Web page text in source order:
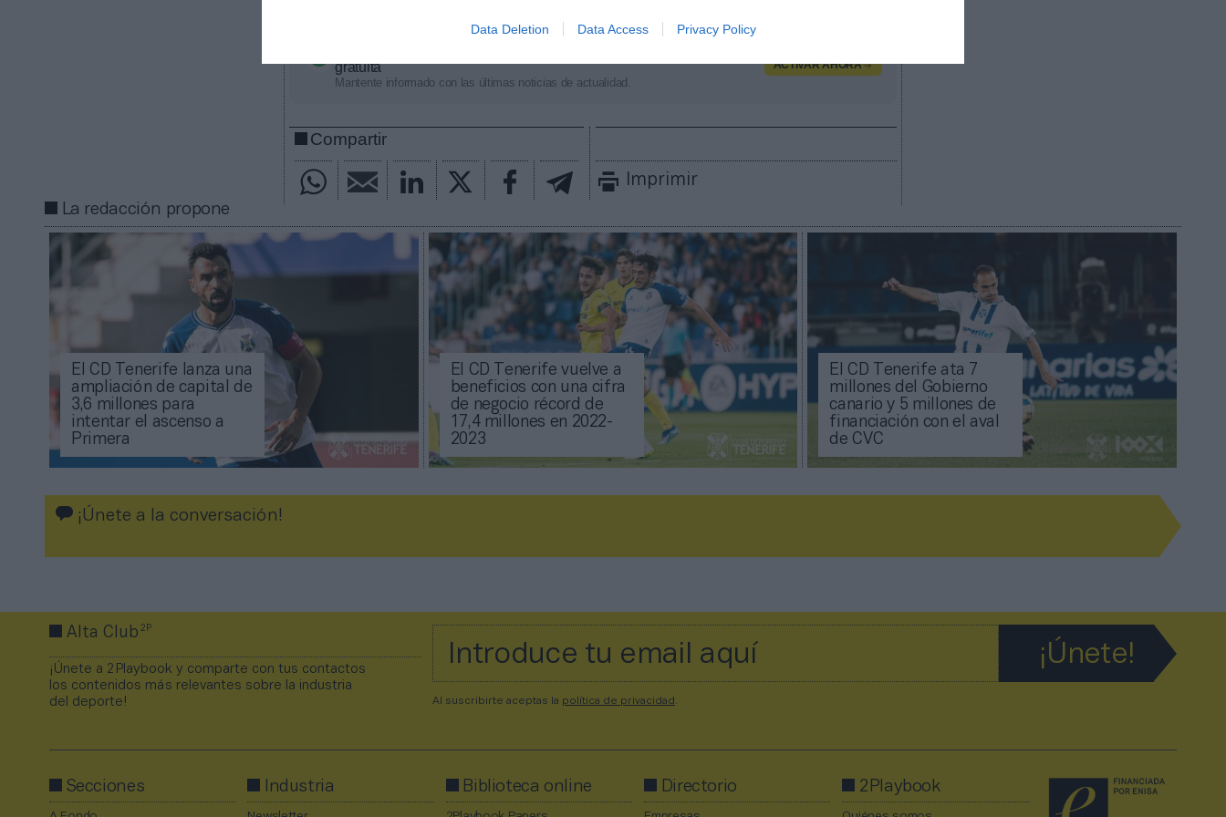
Data Deletion Data Access Privacy Policy
gratuita
Mantente informado con las últimas noticias de actualidad.
ACTIVAR AHORA
Compartir
Imprimir
La redacción propone
El CD Tenerife lanza una
ampliación de capital de
3,6 millones para
intentar el ascenso a
Primera
El CD Tenerife vuelve a
beneficios con una cifra
de negocio récord de
17,4 millones en 2022-
2023
El CD Tenerife ata 7
millones del Gobierno
canario y 5 millones de
financiación con el aval
de CVC
¡Únete a la conversación!
Alta Club2P
¡Únete a 2Playbook y comparte con tus contactos
los contenidos más relevantes sobre la industria
del deporte!
Al suscribirte aceptas la política de privacidad
Secciones Industria Biblioteca online Directorio 2Playbook